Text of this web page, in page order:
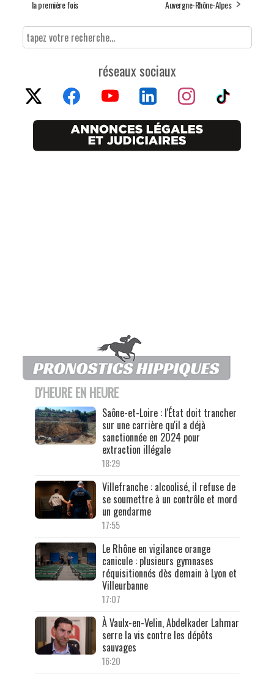
la première fois Auvergne-Rhône-Alpes
réseaux sociaux
D'HEURE EN HEURE
Saône-et-Loire : l'État doit trancher
sur une carrière qu'il a déjà
sanctionnée en 2024 pour
extraction illégale
18:29
Villefranche : alcoolisé, il refuse de
se soumettre à un contrôle et mord
un gendarme
17:55
Le Rhône en vigilance orange
canicule : plusieurs gymnases
réquisitionnés dès demain à Lyon et
Villeurbanne
17:07
À Vaulx-en-Velin, Abdelkader Lahmar
serre la vis contre les dépôts
sauvages
16:20